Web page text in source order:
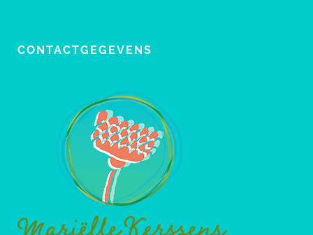
CONTACTGEGEVENS